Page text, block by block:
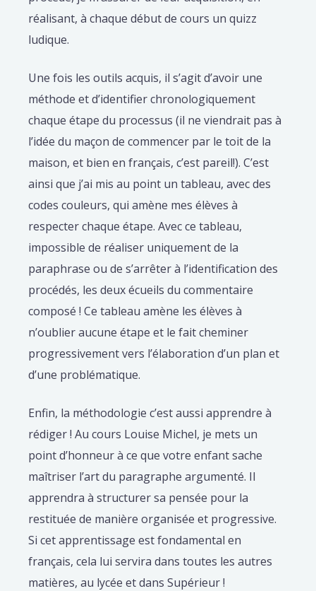
réalisant, à chaque début de cours un quizz
ludique.
Une fois les outils acquis, il s’agit d’avoir une
méthode et d’identifier chronologiquement
chaque étape du processus (il ne viendrait pas à
l’idée du maçon de commencer par le toit de la
maison, et bien en français, c’est pareil!). C’est
ainsi que j’ai mis au point un tableau, avec des
codes couleurs, qui amène mes élèves à
respecter chaque étape. Avec ce tableau,
impossible de réaliser uniquement de la
paraphrase ou de s’arrêter à l’identification des
procédés, les deux écueils du commentaire
composé ! Ce tableau amène les élèves à
n’oublier aucune étape et le fait cheminer
progressivement vers l’élaboration d’un plan et
d’une problématique.
Enfin, la méthodologie c’est aussi apprendre à
rédiger ! Au cours Louise Michel, je mets un
point d’honneur à ce que votre enfant sache
maîtriser l’art du paragraphe argumenté. Il
apprendra à structurer sa pensée pour la
restituée de manière organisée et progressive.
Si cet apprentissage est fondamental en
français, cela lui servira dans toutes les autres
matières, au lycée et dans Supérieur !